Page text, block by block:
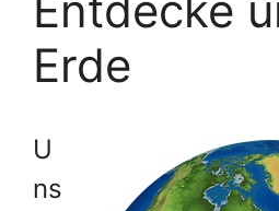
Erde
U
ns